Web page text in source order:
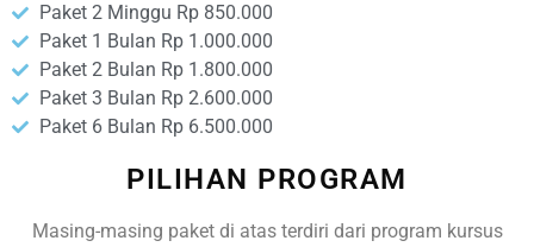
Paket 2 Minggu Rp 850.000
Paket 1 Bulan Rp 1.000.000
Paket 2 Bulan Rp 1.800.000
Paket 3 Bulan Rp 2.600.000
Paket 6 Bulan Rp 6.500.000
PILIHAN PROGRAM
Masing-masing paket di atas terdiri dari program kursus